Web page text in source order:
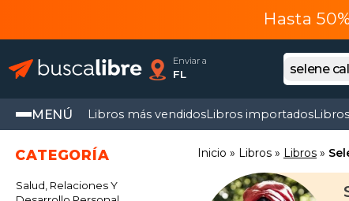
Hasta
Enviar a
FL
MENÚ Libros más vendidosLibros importados
CATEGORÍA
Salud, Relaciones Y
Inicio Libros Libros